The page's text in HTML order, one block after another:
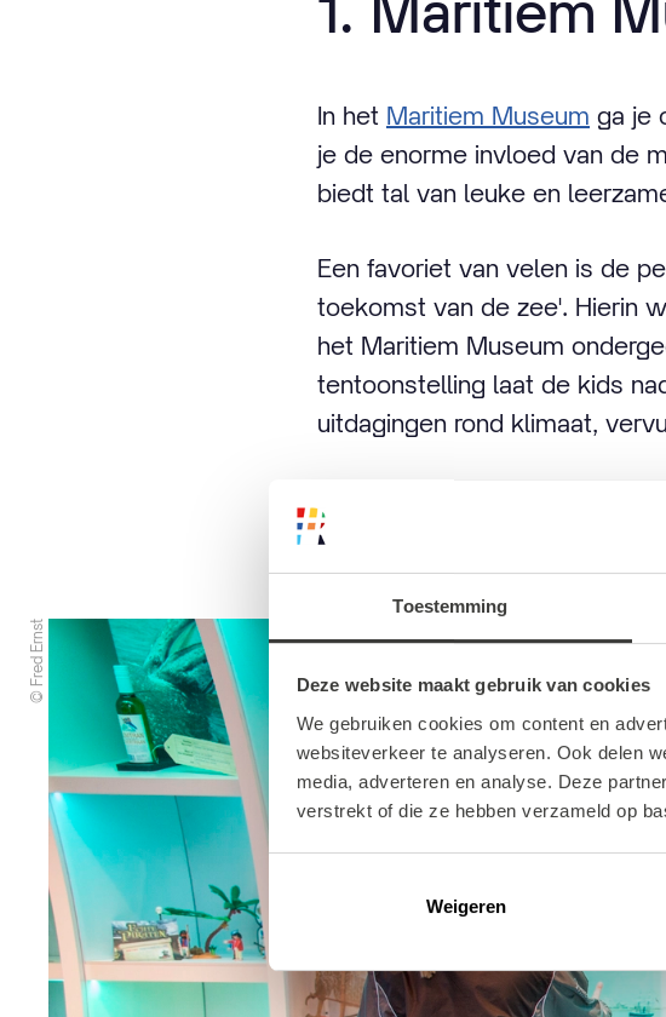
Toestemming
Deze website maakt gebruik van cookies
We gebruiken cookies om content en
websiteverkeer te analyseren. Ook delen
media, adverteren en analyse. Deze
verstrekt of die ze hebben verzameld op
Weigeren
In het Maritiem Museum ga je
je de enorme invloed van de
biedt tal van leuke en
Een favoriet van velen is de
toekomst van de zee'. Hierin
het Maritiem Museum
tentoonstelling laat de kids
uitdagingen rond klimaat,
© Fred Ernst